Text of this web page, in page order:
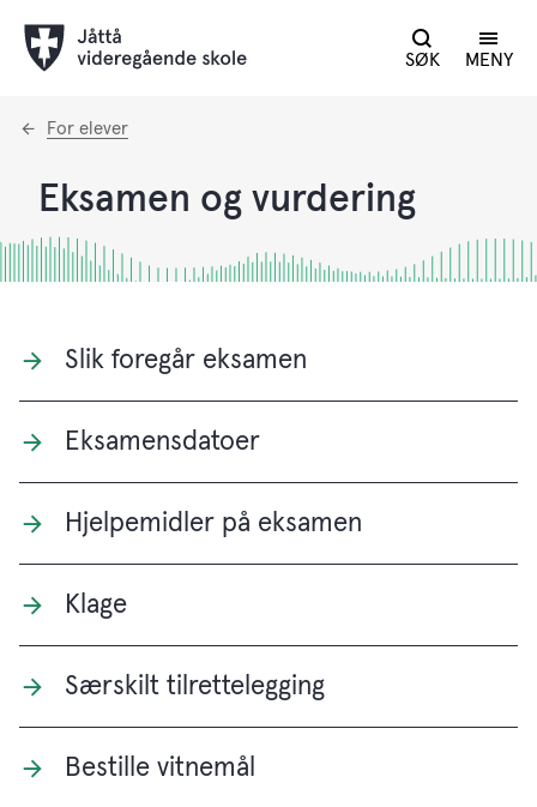
SØK MENY
Du
For elever
Eksamen og vurdering
Slik foregår eksamen
Eksamensdatoer
Hjelpemidler på eksamen
Klage
Særskilt tilrettelegging
Bestille vitnemål